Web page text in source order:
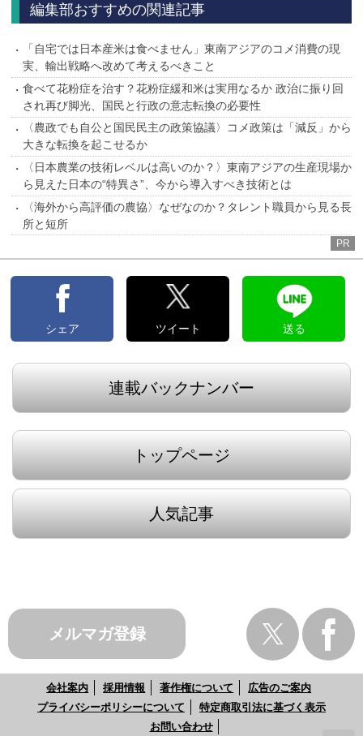
編集部おすすめの関連記事
「自宅では日本産米は食べません」東南アジアのコメ消費の現
実、輸出戦略へ改めて考えるべきこと
食べて花粉症を治す？花粉症緩和米は実用なるか 政治に振り回
され再び脚光、国民と行政の意志転換の必要性
〈農政でも自公と国民民主の政策協議〉コメ政策は「減反」から
大きな転換を起こせるか
〈日本農業の技術レベルは高いのか？〉東南アジアの生産現場か
ら見えた日本の“特異さ”、今から導入すべき技術とは
〈海外から高評価の農協〉なぜなのか？タレント職員から見る長
所と短所
PR
シェア ツイート 送る
連載バックナンバー
トップページ
人気記事
メルマガ登録
会社案内 採用情報 著作権について
広告のご案内
プライバシーポリシーについて
特定商取引法に基づく表示
お問い合わせ